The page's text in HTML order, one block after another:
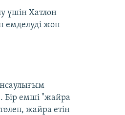
үшін Хатлон
емделуді жөн
Бір емші "жайра
жайра етін